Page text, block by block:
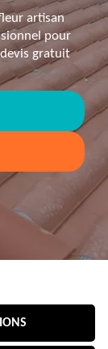
artisan
pour
gratuit